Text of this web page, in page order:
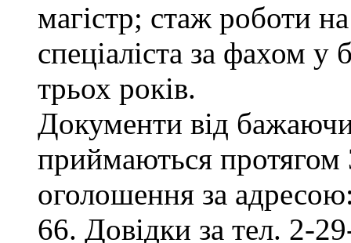
магістр; стаж роботи
спеціаліста за фахом
трьох років.
Документи від
приймаються протягом
оголошення за
66. Довідки за тел. 2-